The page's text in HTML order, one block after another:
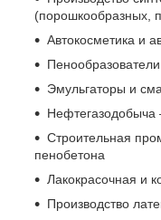
(порошкообразных,
Автокосметика и
Эмульгаторы и
Нефтегазодобыча
Строительная
пенобетона
Лакокрасочная и
Производство